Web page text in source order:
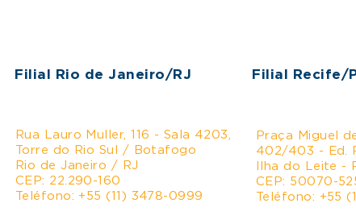
Filial Rio de Janeiro/RJ Filial Recife/
Rua Lauro Muller, 116 - Sala 4203,
Torre do Rio Sul / Botafogo
Rio de Janeiro / RJ
CEP: 22.290-160
Teléfono: +55 (11) 3478-0999
Praça Miguel
402/403 - Ed.
Ilha do Leite -
CEP: 50070-
Teléfono: +55